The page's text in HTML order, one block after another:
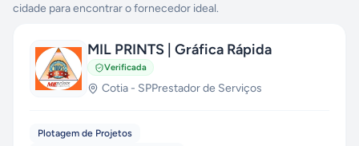
cidade para encontrar o fornecedor ideal.
MIL PRINTS | Gráfica Rápida
Verificada
Cotia - SPPrestador de Serviços
Plotagem de Projetos